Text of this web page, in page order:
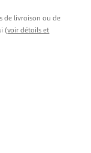
de livraison ou de
(voir détails et